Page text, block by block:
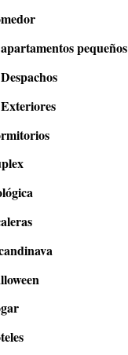
pequeños